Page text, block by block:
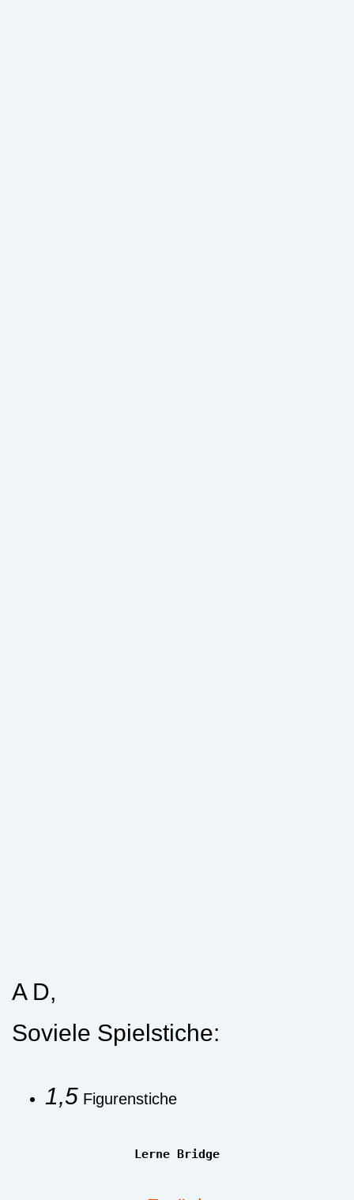
A D,
Soviele Spielstiche:
1,5 Figurenstiche
Lerne Bridge